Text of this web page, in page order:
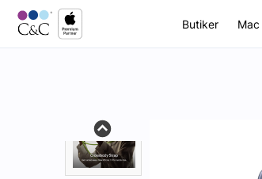
Butiker Mac